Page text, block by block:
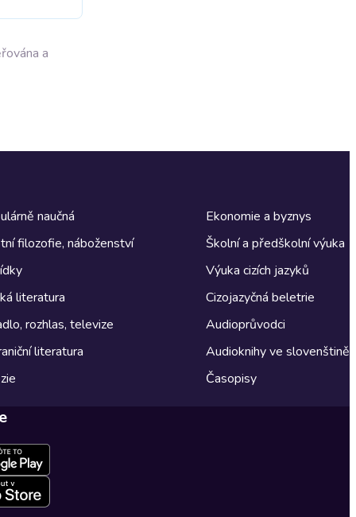
a
naučná
filozofie, náboženství
literatura
rozhlas, televize
literatura
Ekonomie a byznys
Školní a předškolní výuka
Výuka cizích jazyků
Cizojazyčná beletrie
Audioprůvodci
Audioknihy ve slovenštině
Časopisy